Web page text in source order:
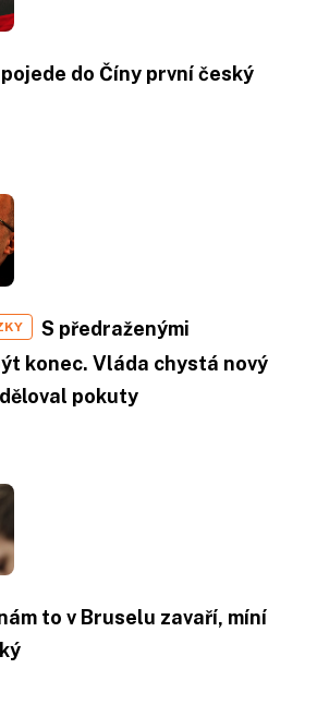
do Číny první český
S předraženými
konec. Vláda chystá nový
pokuty
to v Bruselu zavaří, míní